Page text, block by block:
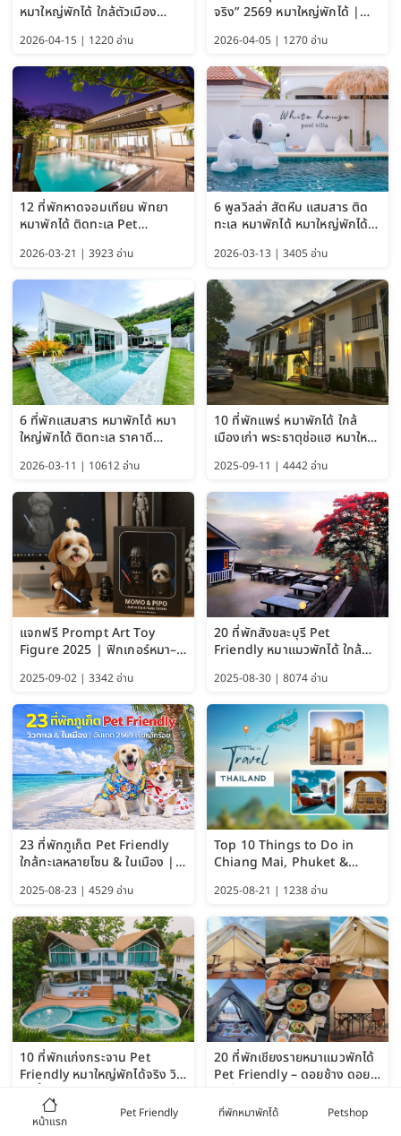
หมาใหญ่พักได้ ใกล้ตัวเมือง
2026-04-15 | 1220 อ่าน
จริง” 2569 หมาใหญ่พักได้ |
Bangkok อัปเดตล่าสุด
2026-04-05 | 1270 อ่าน
12 ที่พักหาดจอมเทียน พัทยา
หมาพักได้ ติดทะเล Pet
พักได้ อัปเดต 2569
2026-03-21 | 3923 อ่าน
6 พูลวิลล่า สัตหีบ แสมสาร ติด
ทะเล หมาพักได้ หมาใหญ่พักได้
2026-03-13 | 3405 อ่าน
6 ที่พักแสมสาร หมาพักได้ หมา
ใหญ่พักได้ ติดทะเล ราคาดี
2026-03-11 | 10612 อ่าน
10 ที่พักแพร่ หมาพักได้ ใกล้
เมืองเก่า พระธาตุช่อแฮ หมาใหญ่
2025-09-11 | 4442 อ่าน
แจกฟรี Prompt Art Toy
Figure 2025 | ฟิกเกอร์หมา–
ChatGPT และ Gemini
2025-09-02 | 3342 อ่าน
20 ที่พักสังขละบุรี Pet
Friendly หมาแมวพักได้ ใกล้
2025-08-30 | 8074 อ่าน
23 ที่พักภูเก็ต Pet Friendly
ใกล้ทะเลหลายโซน & ในเมือง |
2025-08-23 | 4529 อ่าน
Top 10 Things to Do in
Chiang Mai, Phuket &
Guide 2025)
2025-08-21 | 1238 อ่าน
10 ที่พักแก่งกระจาน Pet
Friendly หมาใหญ่พักได้จริง วิว
2025-08-19 | 3604 อ่าน
20 ที่พักเชียงรายหมาแมวพักได้
Pet Friendly – ดอยช้าง ดอย
2025-08-10 | 5741 อ่าน
หน้าแรก
Pet Friendly ที่พักหมาพักได้ Petshop